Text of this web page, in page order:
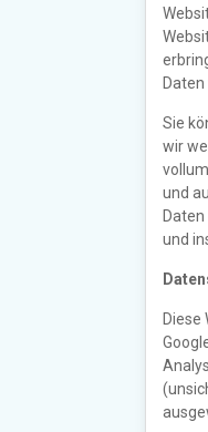
Sie
wir
und
und
Diese